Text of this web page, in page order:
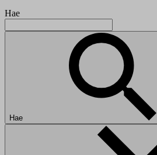
Hae
Hae